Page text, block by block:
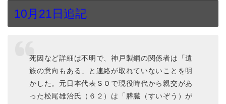
10月21日追記
死因など詳細は不明で、神戸製鋼の関係者は「遺
族の意向もある」と連絡が取れていないことを明
かした。元日本代表ＳＯで現役時代から親交があ
った松尾雄治氏（６２）は「膵臓（すいぞう）が